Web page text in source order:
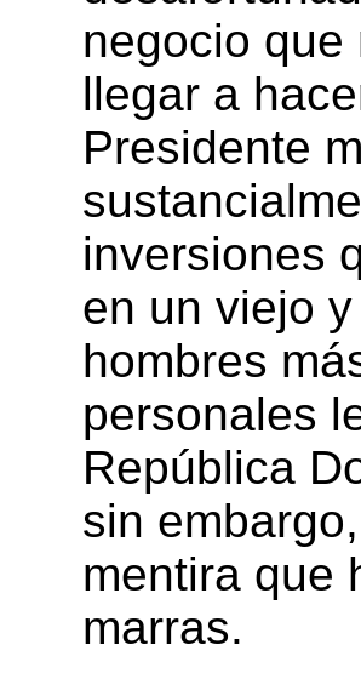
negocio
llegar a
Presidente
inversiones
en un viejo
hombres
personales
República
sin
mentira que
marras.